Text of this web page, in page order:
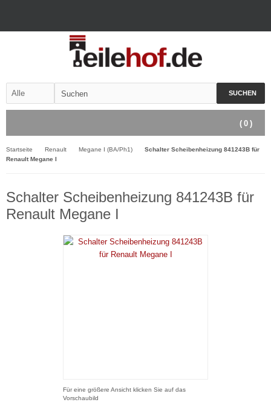
SUCHEN
( 0 )
Startseite Renault Megane I (BA/Ph1)
Schalter Scheibenheizung 841243B für
Renault Megane I
Schalter Scheibenheizung 841243B für
Renault Megane I
Für eine größere Ansicht klicken Sie auf das
Vorschaubild